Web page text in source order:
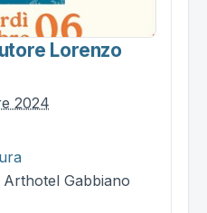
Lorenzo
2024
Gabbiano